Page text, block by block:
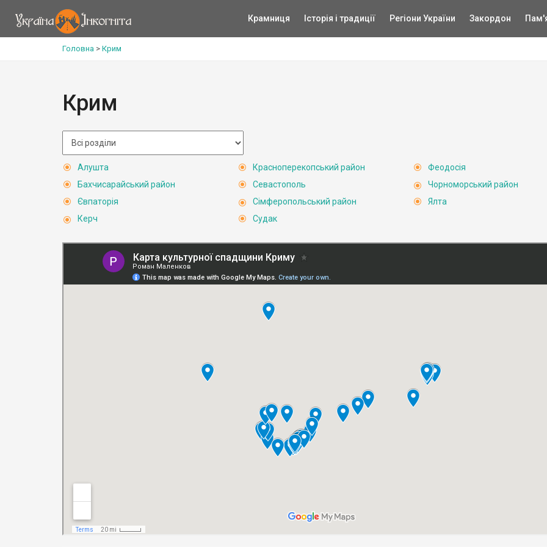
Крамниця Історія і традиції Регіони України Закордон
Головна > Крим
Крим
Алушта
Бахчисарайський район
Євпаторія
Керч
Красноперекопський район
Севастополь
Сімферопольський район
Судак
Феодосія
Чорноморський район
Ялта